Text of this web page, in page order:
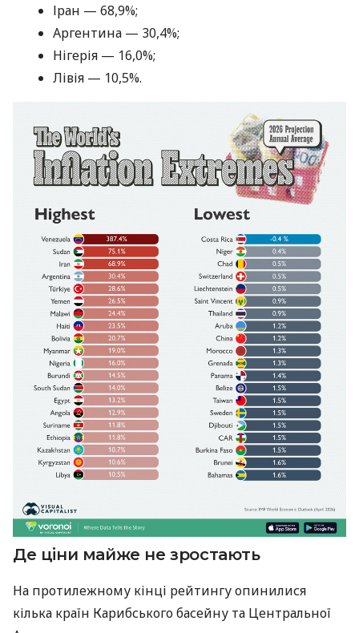
Іран — 68,9%;
Аргентина — 30,4%;
Нігерія — 16,0%;
Лівія — 10,5%.
Де ціни майже не зростають
На протилежному кінці рейтингу опинилися
кілька країн Карибського басейну та Центральної